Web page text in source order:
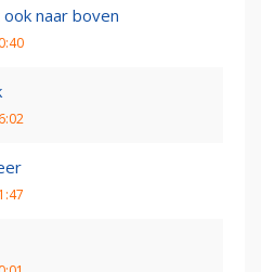
naar boven